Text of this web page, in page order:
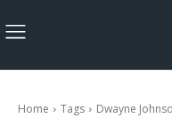
Home Tags Dwayne